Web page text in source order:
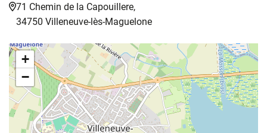
71 Chemin de la Capouillere,
34750 Villeneuve-lès-Maguelone
+
−